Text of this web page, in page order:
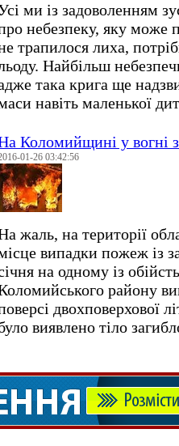
ми із задоволенням
небезпеку, яку може
трапилося лиха,
Найбільш
така крига ще
навіть маленької
Коломийщині у вогні
01-26 03:42:56
жаль, на території
випадки пожеж із
на одному із
району
двохповерхової
виявлено тіло